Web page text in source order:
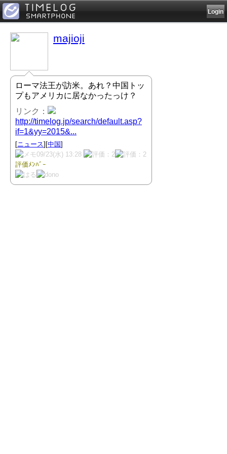
Login
majioji
ローマ法王が訪米。あれ？中国トッ
プもアメリカに居なかったっけ？
リンク：
http://timelog.jp/search/default.asp?
if=1&yy=2015&...
[ニュース][中国]
09/23(水) 13:28
評価ﾒﾝﾊﾞｰ